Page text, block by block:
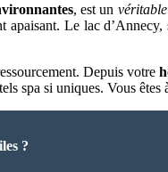
, est un
apaisant. Le lac
Depuis votre
spa si uniques. Vous
?